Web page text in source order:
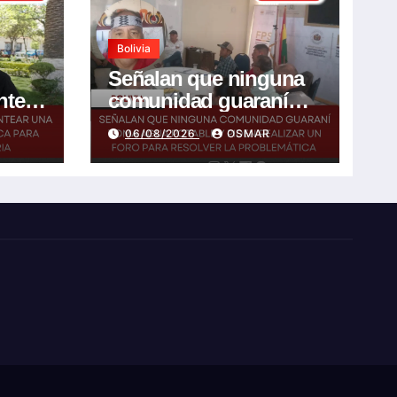
Bolivia
Señalan que ninguna
comunidad guaraní
toma agua potable y
piden realizar un Foro
para resolver la
06/08/2026 OSMAR